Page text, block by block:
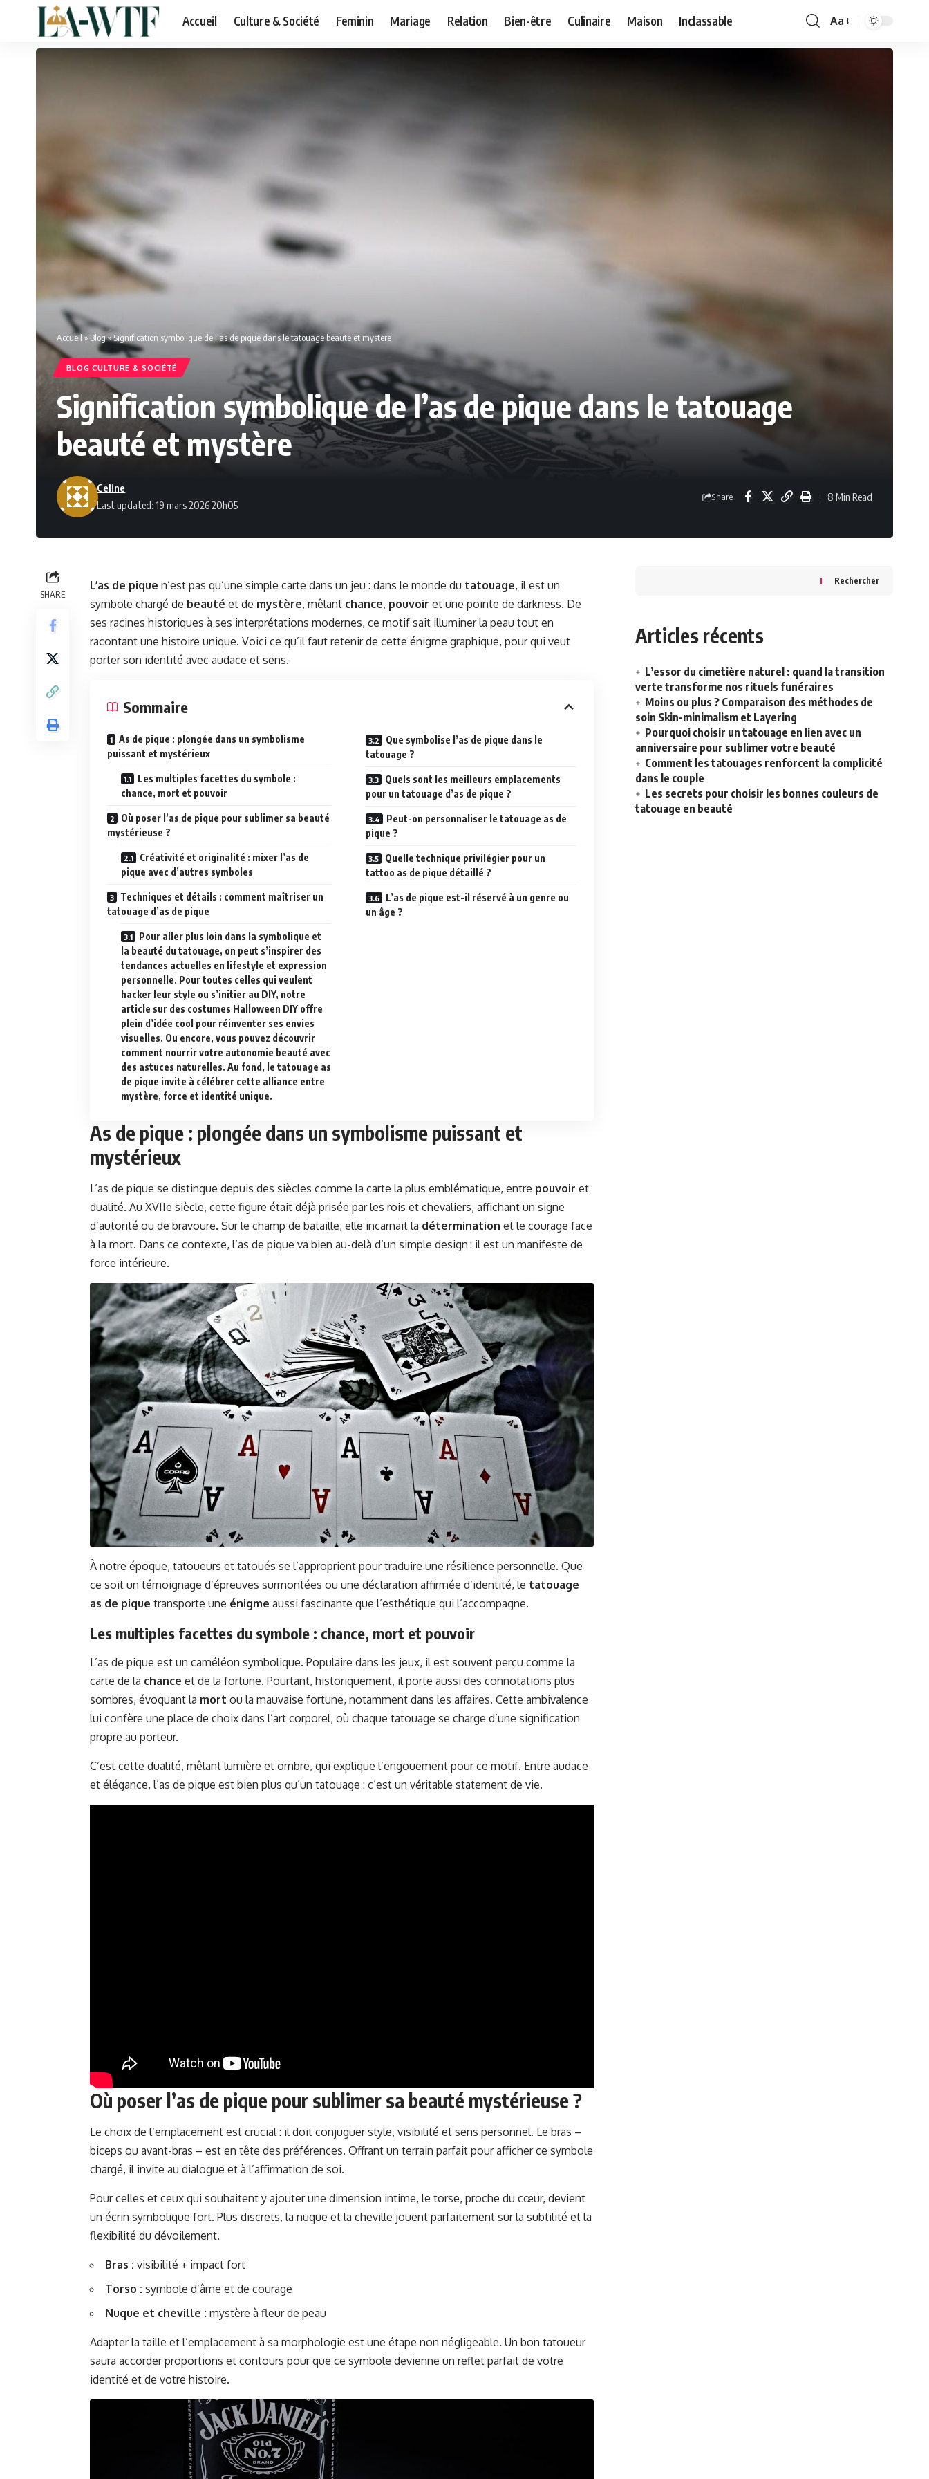
Accueil Culture & Société Feminin Mariage Relation Bien-être Culinaire Maison Inclassable
Font
Resizer
Aa
Accueil» Blog»Signification symbolique de l’as de pique dans le tatouage beauté et mystère
BLOG CULTURE & SOCIÉTÉ
Signification symbolique de l’as de pique dans le tatouage
beauté et mystère
Last updated: 19 mars 2026 20h05
Celine
Share 8 Min Read
SHARE
L’as de pique n’est pas qu’une simple carte dans un jeu : dans le monde du tatouage, il est un
symbole chargé de beauté et de mystère, mêlant chance, pouvoir et une pointe de darkness. De
ses racines historiques à ses interprétations modernes, ce motif sait illuminer la peau tout en
racontant une histoire unique. Voici ce qu’il faut retenir de cette énigme graphique, pour qui veut
porter son identité avec audace et sens.
Sommaire
As de pique : plongée dans un symbolisme
puissant et mystérieux
Les multiples facettes du symbole :
chance, mort et pouvoir
Où poser l’as de pique pour sublimer sa beauté
mystérieuse ?
Créativité et originalité : mixer l’as de
pique avec d’autres symboles
Techniques et détails : comment maîtriser un
tatouage d’as de pique
Pour aller plus loin dans la symbolique et
la beauté du tatouage, on peut s’inspirer des
tendances actuelles en lifestyle et expression
personnelle. Pour toutes celles qui veulent
hacker leur style ou s’initier au DIY, notre
article sur des costumes Halloween DIY offre
plein d’idée cool pour réinventer ses envies
visuelles. Ou encore, vous pouvez découvrir
comment nourrir votre autonomie beauté avec
des astuces naturelles. Au fond, le tatouage as
de pique invite à célébrer cette alliance entre
mystère, force et identité unique.
Que symbolise l’as de pique dans le
tatouage ?
Quels sont les meilleurs emplacements
pour un tatouage d’as de pique ?
Peut-on personnaliser le tatouage as de
pique ?
Quelle technique privilégier pour un
tattoo as de pique détaillé ?
L’as de pique est-il réservé à un genre ou
un âge ?
As de pique : plongée dans un symbolisme puissant et
mystérieux
L’as de pique se distingue depuis des siècles comme la carte la plus emblématique, entre pouvoir et
dualité. Au XVIIe siècle, cette figure était déjà prisée par les rois et chevaliers, affichant un signe
d’autorité ou de bravoure. Sur le champ de bataille, elle incarnait la détermination et le courage face
à la mort. Dans ce contexte, l’as de pique va bien au-delà d’un simple design : il est un manifeste de
force intérieure.
À notre époque, tatoueurs et tatoués se l’approprient pour traduire une résilience personnelle. Que
ce soit un témoignage d’épreuves surmontées ou une déclaration affirmée d’identité, le tatouage
as de pique transporte une énigme aussi fascinante que l’esthétique qui l’accompagne.
Les multiples facettes du symbole : chance, mort et pouvoir
L’as de pique est un caméléon symbolique. Populaire dans les jeux, il est souvent perçu comme la
carte de la chance et de la fortune. Pourtant, historiquement, il porte aussi des connotations plus
sombres, évoquant la mort ou la mauvaise fortune, notamment dans les affaires. Cette ambivalence
lui confère une place de choix dans l’art corporel, où chaque tatouage se charge d’une signification
propre au porteur.
C’est cette dualité, mêlant lumière et ombre, qui explique l’engouement pour ce motif. Entre audace
et élégance, l’as de pique est bien plus qu’un tatouage : c’est un véritable statement de vie.
Où poser l’as de pique pour sublimer sa beauté mystérieuse?
Le choix de l’emplacement est crucial : il doit conjuguer style, visibilité et sens personnel. Le bras –
biceps ou avant-bras – est en tête des préférences. Offrant un terrain parfait pour afficher ce symbole
chargé, il invite au dialogue et à l’affirmation de soi.
Pour celles et ceux qui souhaitent y ajouter une dimension intime, le torse, proche du cœur, devient
un écrin symbolique fort. Plus discrets, la nuque et la cheville jouent parfaitement sur la subtilité et la
flexibilité du dévoilement.
Bras : visibilité + impact fort
Torso : symbole d’âme et de courage
Nuque et cheville : mystère à fleur de peau
Adapter la taille et l’emplacement à sa morphologie est une étape non négligeable. Un bon tatoueur
saura accorder proportions et contours pour que ce symbole devienne un reflet parfait de votre
identité et de votre histoire.
Rechercher
Articles récents
L’essor du cimetière naturel : quand la transition
verte transforme nos rituels funéraires
Moins ou plus ? Comparaison des méthodes de
soin Skin-minimalism et Layering
Pourquoi choisir un tatouage en lien avec un
anniversaire pour sublimer votre beauté
Comment les tatouages renforcent la complicité
dans le couple
Les secrets pour choisir les bonnes couleurs de
tatouage en beauté